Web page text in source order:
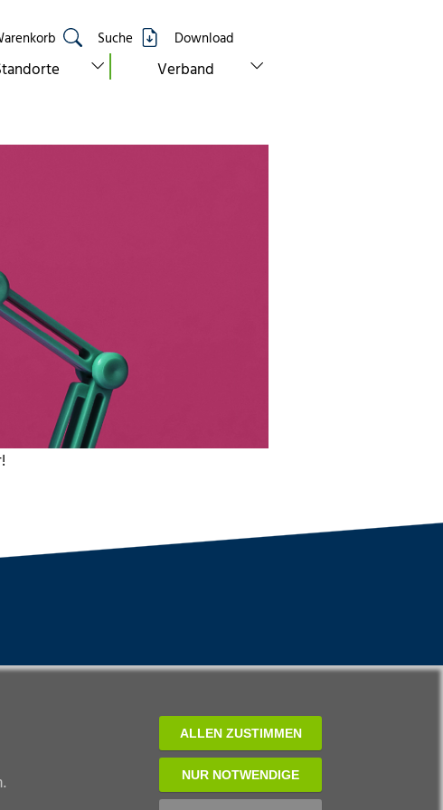
Suche Download
show submenu for “standorte”
Verband show submenu for “verband”
ALLEN ZUSTIMMEN
NUR NOTWENDIGE